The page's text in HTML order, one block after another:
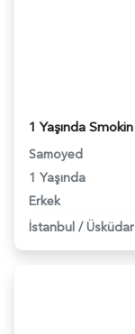
Samoyed
1 Yaşında
Erkek
İstanbul / Üsküdar